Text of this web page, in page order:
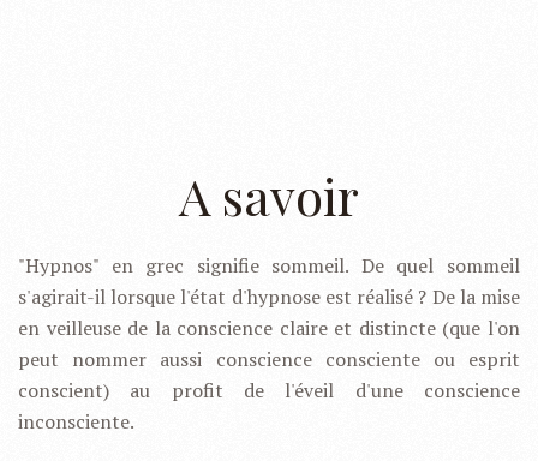
A savoir
"Hypnos" en grec signifie sommeil. De quel sommeil
s'agirait-il lorsque l'état d'hypnose est réalisé ? De la mise
en veilleuse de la conscience claire et distincte (que l'on
peut nommer aussi conscience consciente ou esprit
conscient) au profit de l'éveil d'une conscience
inconsciente.